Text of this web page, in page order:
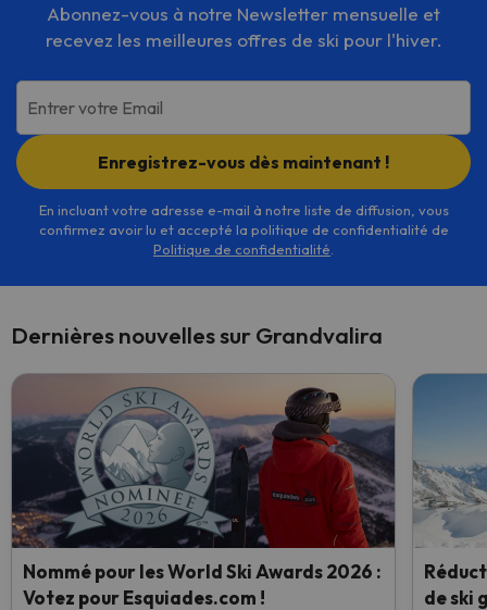
Abonnez-vous à notre Newsletter mensuelle et
recevez les meilleures offres de ski pour l'hiver.
Entrer votre Email
Enregistrez-vous dès maintenant !
En incluant votre adresse e-mail à notre liste de diffusion, vous
confirmez avoir lu et accepté la politique de confidentialité de
Politique de confidentialité
Dernières nouvelles sur Grandvalira
Nommé pour les World Ski Awards 2026 :
Votez pour Esquiades.com !
de ski